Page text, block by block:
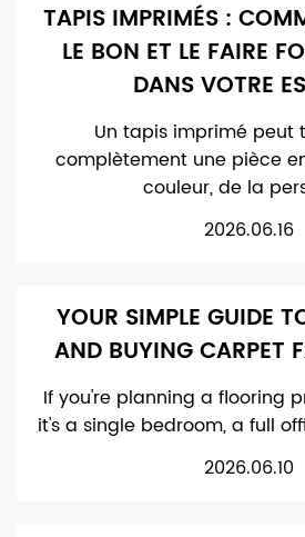
TAPIS IMPRIMÉS :
LE BON ET LE FAIRE
DANS VOTRE
Un tapis imprimé peut
complètement une pièce
couleur, de la
2026.06.16
YOUR SIMPLE GUIDE
AND BUYING CARPET
If you're planning a flooring
it's a single bedroom, a full
2026.06.10